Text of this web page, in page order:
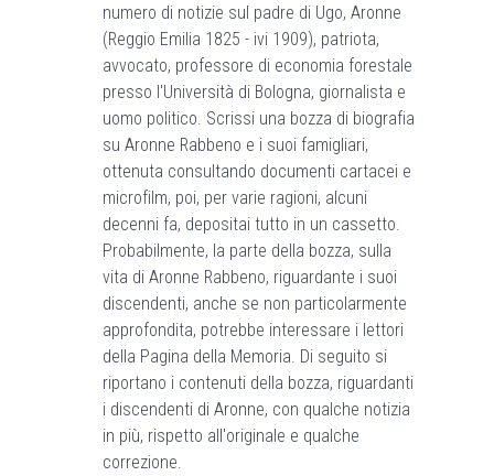
numero di notizie sul padre di Ugo, Aronne
(Reggio Emilia 1825 - ivi 1909), patriota,
avvocato, professore di economia forestale
presso l'Università di Bologna, giornalista e
uomo politico. Scrissi una bozza di biografia
su Aronne Rabbeno e i suoi famigliari,
ottenuta consultando documenti cartacei e
microfilm, poi, per varie ragioni, alcuni
decenni fa, depositai tutto in un cassetto.
Probabilmente, la parte della bozza, sulla
vita di Aronne Rabbeno, riguardante i suoi
discendenti, anche se non particolarmente
approfondita, potrebbe interessare i lettori
della Pagina della Memoria. Di seguito si
riportano i contenuti della bozza, riguardanti
i discendenti di Aronne, con qualche notizia
in più, rispetto all'originale e qualche
correzione.